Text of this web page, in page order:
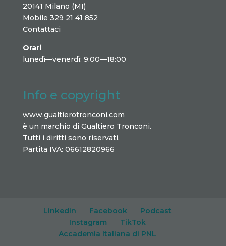
20141 Milano (MI)
Mobile 329 21 41 852
Contattaci
Orari
lunedì—venerdì: 9:00—18:00
Info e copyright
www.gualtierotronconi.com
è un marchio di Gualtiero Tronconi.
Tutti i diritti sono riservati.
Partita IVA: 06612820966
Linkedin Facebook
Podcast
Instagram
TikTok
Accademia Italiana di PNL